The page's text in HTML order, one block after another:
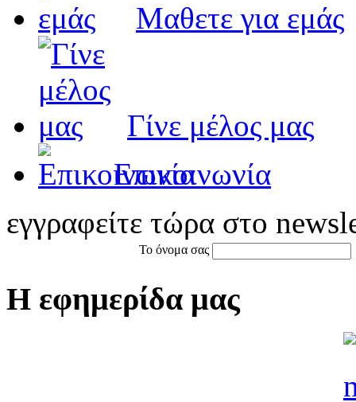
Μαθετε για εμάς
Γίνε μέλος μας
Eπικοινωνία
εγγραφείτε τώρα στο
Το όνομα σας
Η εφημερίδα μας